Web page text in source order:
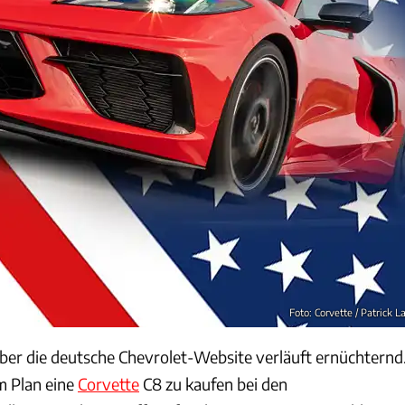
Foto: Corvette / Patrick
die deutsche Chevrolet-Website verläuft
Plan eine Corvette C8 zu kaufen bei den